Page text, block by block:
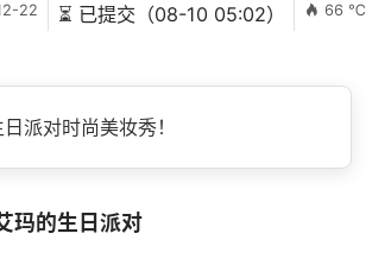
22 ⏳ 已提交（08-10 05:02） 66 ℃
派对时尚美妆秀！
玛的生日派对